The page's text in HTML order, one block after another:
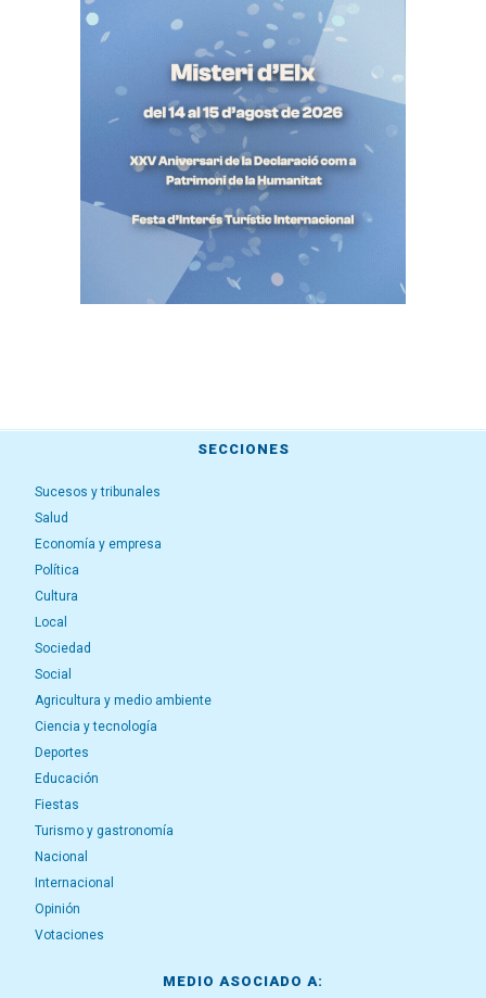
SECCIONES
Sucesos y tribunales
Salud
Economía y empresa
Política
Cultura
Local
Sociedad
Social
Agricultura y medio ambiente
Ciencia y tecnología
Deportes
Educación
Fiestas
Turismo y gastronomía
Nacional
Internacional
Opinión
Votaciones
MEDIO ASOCIADO A: